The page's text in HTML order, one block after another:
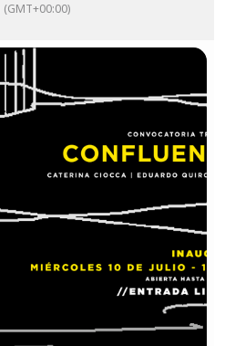
(GMT+00:00)